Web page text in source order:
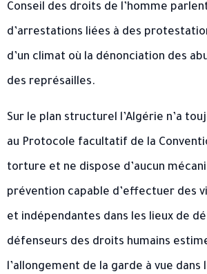
Conseil des droits de l’homme
d’arrestations liées à des
d’un climat où la dénonciation des
des représailles.
Sur le plan structurel l’Algérie n’a
au Protocole facultatif de la
torture et ne dispose d’aucun
prévention capable d’effectuer des
et indépendantes dans les lieux de
défenseurs des droits humains
l’allongement de la garde à vue dans